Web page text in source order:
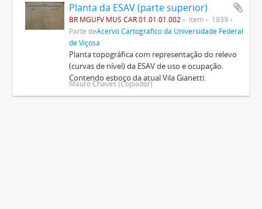
Planta da ESAV (parte superior)
BR MGUFV MUS CAR.01.01.01.002 Item
1939
Parte deAcervo Cartográfico da Universidade Federal
de Viçosa
Planta topográfica com representação do relevo
(curvas de nível) da ESAV de uso e ocupação.
Contendo esboço da atual Vila Gianetti.
Mauro Chaves (Copiador)